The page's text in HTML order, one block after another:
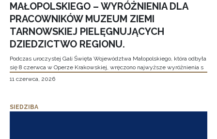
MAŁOPOLSKIEGO – WYRÓŻNIENIA DLA
PRACOWNIKÓW MUZEUM ZIEMI
TARNOWSKIEJ PIELĘGNUJĄCYCH
DZIEDZICTWO REGIONU.
Podczas uroczystej Gali Święta Województwa Małopolskiego, która odbyła
się 8 czerwca w Operze Krakowskiej, wręczono najwyższe wyróżnienia s
11 czerwca, 2026
SIEDZIBA